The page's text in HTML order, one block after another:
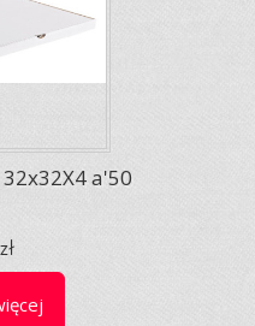
32x32X4 a'50